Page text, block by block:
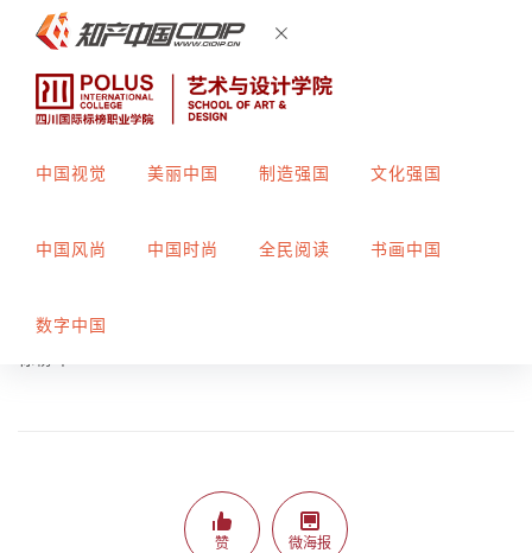
中国视觉 美丽中国 制造强国 文化强国
中国风尚 中国时尚 全民阅读 书画中国
数字中国
指导教师：
赞 微海报